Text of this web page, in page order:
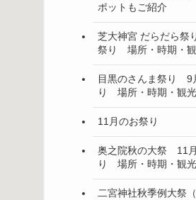
ポットもご紹介
芝大神宮 だらだら
祭り 場所・時期・
目黒のさんま祭り 9
り 場所・時期・観
11月のお祭り
奥之院秋の大祭 11
り 場所・時期・観
二宮神社秋季例大祭